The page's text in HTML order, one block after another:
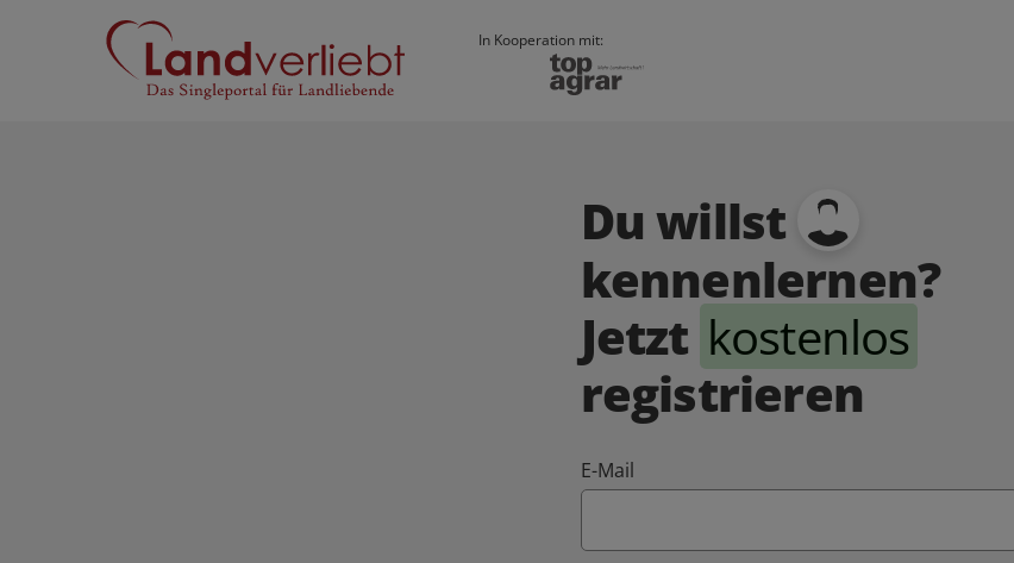
In Kooperation mit:
Du willst
kennenlernen?
Jetzt kostenlos
registrieren
E-Mail